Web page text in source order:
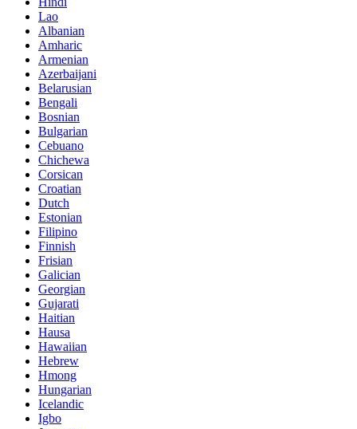
Lao
Albanian
Amharic
Armenian
Azerbaijani
Belarusian
Bengali
Bosnian
Bulgarian
Cebuano
Chichewa
Corsican
Croatian
Dutch
Estonian
Filipino
Finnish
Frisian
Galician
Georgian
Gujarati
Haitian
Hausa
Hawaiian
Hebrew
Hmong
Hungarian
Icelandic
Igbo